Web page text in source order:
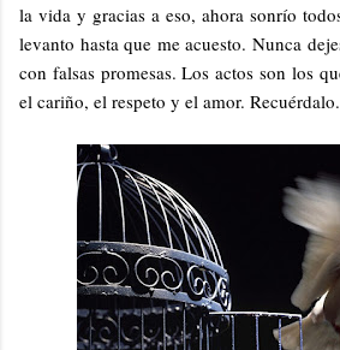
la vida y gracias a eso, ahora sonrío
levanto hasta que me acuesto. Nunca
con falsas promesas. Los actos son los
el cariño, el respeto y el amor. Recuérdalo.